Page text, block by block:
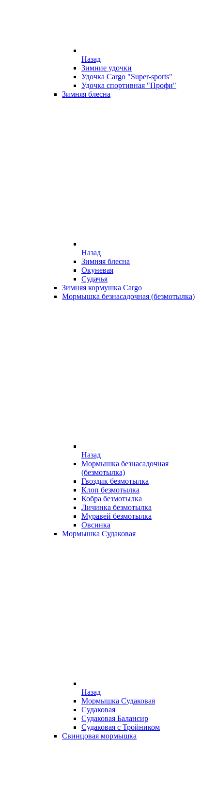
Назад
Зимние удочки
Удочка Cargo "Super-sports"
Удочка спортивная "Профи"
Зимняя блесна
Назад
Зимняя блесна
Окуневая
Судачья
Зимняя кормушка Cargo
Мормышка безнасадочная (безмотылка)
Назад
Мормышка безнасадочная
(безмотылка)
Гвоздик безмотылка
Клоп безмотылка
Кобра безмотылка
Личинка безмотылка
Муравей безмотылка
Овсинка
Мормышка Судаковая
Назад
Мормышка Судаковая
Судаковая
Судаковая Балансир
Судаковая с Тройником
Свинцовая мормышка